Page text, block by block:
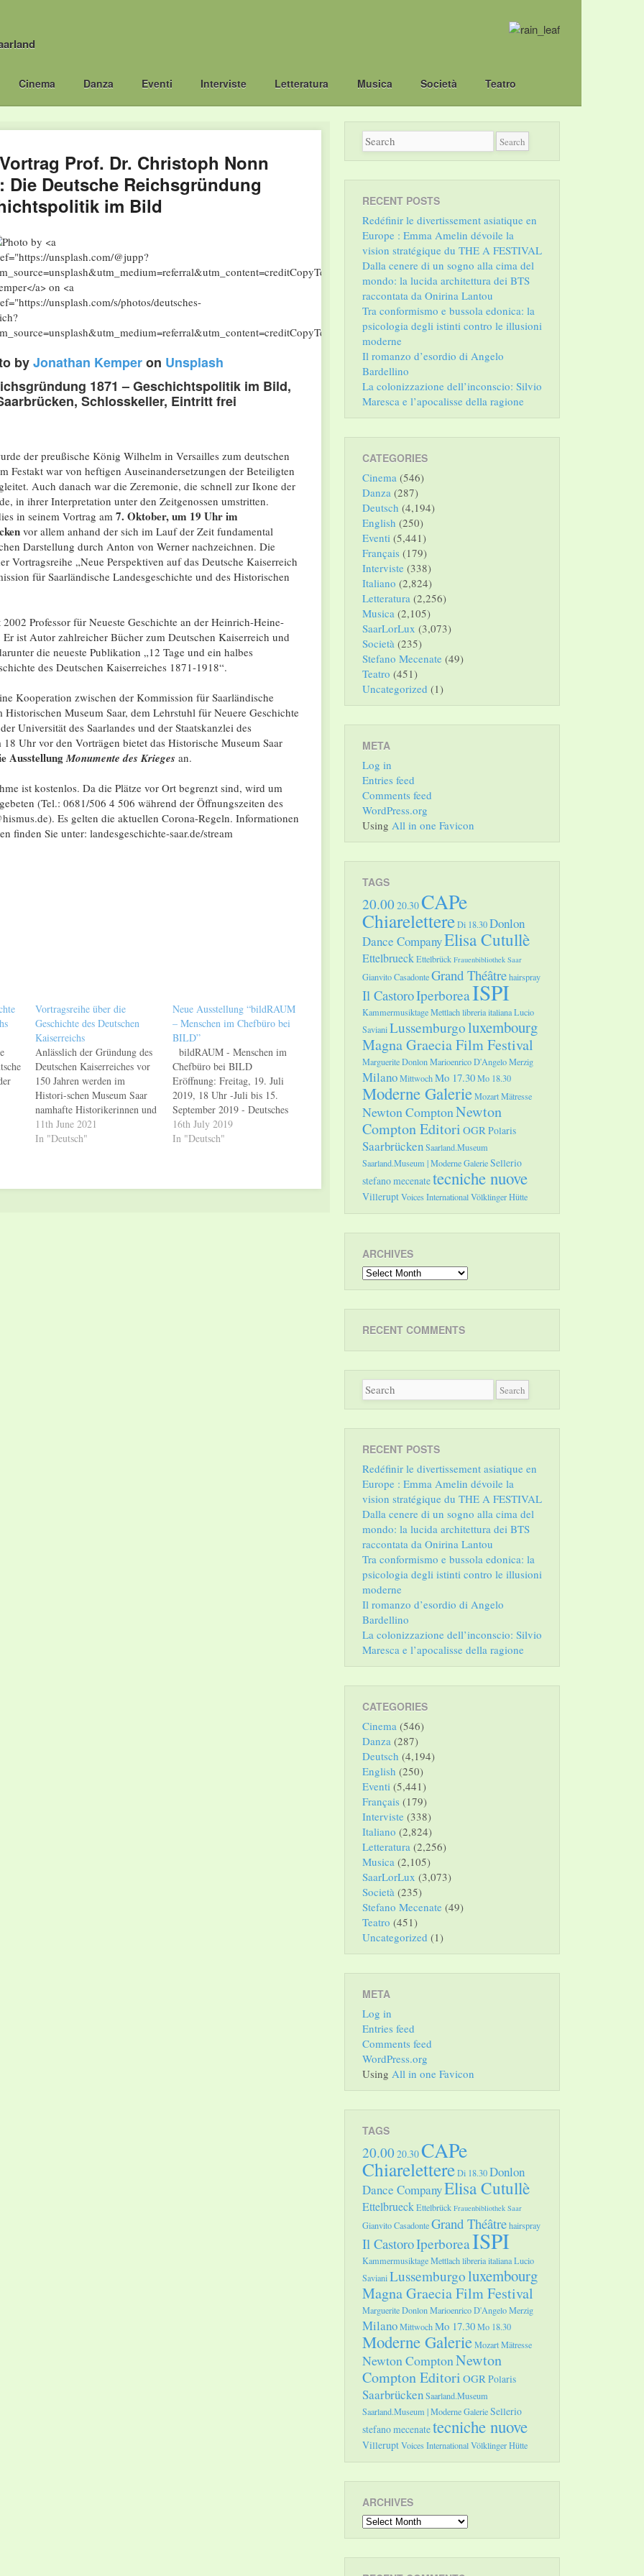
Cinema Danza Eventi Interviste Letteratura Musica Società Teatro
Prof. Dr. Christoph Nonn
Die Deutsche Reichsgründung
im Bild
byJonathan Kemperon Unsplash
1871 – Geschichtspolitik im Bild,
Schlosskeller, Eintritt frei
der preußische König Wilhelm in Versailles zum deutschen
Festakt war von heftigen Auseinandersetzungen der Beteiligten
Auch danach war die Zeremonie, die schnell zur Ikone der
in ihrer Interpretation unter den Zeitgenossen umstritten.
in seinem Vortrag am 7. Oktober, um 19 Uhr im
vor allem anhand der sich im Lauf der Zeit fundamental
Darstellung durch Anton von Werner nachzeichnen. Die
Vortragsreihe „Neue Perspektiven auf das Deutsche Kaiserreich
für Saarländische Landesgeschichte und des Historischen
Professor für Neueste Geschichte an der Heinrich-Heine-
ist Autor zahlreicher Bücher zum Deutschen Kaiserreich und
die neueste Publikation „12 Tage und ein halbes
des Deutschen Kaiserreiches 1871-1918“.
Kooperation zwischen der Kommission für Saarländische
Historischen Museum Saar, dem Lehrstuhl für Neuere Geschichte
Universität des Saarlandes und der Staatskanzlei des
18 Uhr vor den Vorträgen bietet das Historische Museum Saar
AusstellungMonumente des Krieges an.
ist kostenlos. Da die Plätze vor Ort begrenzt sind, wird um
(Tel.: 0681/506 4 506 während der Öffnungszeiten des
Es gelten die aktuellen Corona-Regeln. Informationen
finden Sie unter: landesgeschichte-saar.de/stream
Vortragsreihe über die
Geschichte des Deutschen
Kaiserreichs
Anlässlich der Gründung des
Deutschen Kaiserreiches vor
150 Jahren werden im
Histori-schen Museum Saar
namhafte Historikerinnen und
Historiker neuere
Forschungen zur Ge-schichte
11th June 2021
In "Deutsch"
Neue Ausstellung “bildRAUM
– Menschen im Chefbüro bei
BILD”
bildRAUM - Menschen im
Chefbüro bei BILD
Eröffnung: Freitag, 19. Juli
2019, 18 Uhr -Juli bis 15.
September 2019 - Deutsches
Zeitungsmuseum, Wadgassen
Wie kaum ein anderes
16th July 2019
In "Deutsch"
RECENT POSTS
Redéfinir le divertissement asiatique en
Europe : Emma Amelin dévoile la
vision stratégique du THE A FESTIVAL
Dalla cenere di un sogno alla cima del
mondo: la lucida architettura dei BTS
raccontata da Onirina Lantou
Tra conformismo e bussola edonica: la
psicologia degli istinti contro le illusioni
moderne
Il romanzo d’esordio di Angelo
Bardellino
La colonizzazione dell’inconscio: Silvio
Maresca e l’apocalisse della ragione
CATEGORIES
Cinema (546)
Danza (287)
Deutsch (4,194)
English (250)
Eventi (5,441)
Français (179)
Interviste (338)
Italiano (2,824)
Letteratura (2,256)
Musica (2,105)
SaarLorLux (3,073)
Società (235)
Stefano Mecenate (49)
Teatro (451)
Uncategorized (1)
META
Log in
Entries feed
Comments feed
WordPress.org
Using All in one Favicon
TAGS
20.00 20.30CAPe
ChiarelettereDi 18.30Donlon
Dance CompanyElisa Cutullè
EttelbrueckEttelbrück Frauenbibliothek Saar
Gianvito CasadonteGrand Théâtrehairspray
Il CastoroIperboreaISPI
Kammermusiktage Mettlachlibreria italianaLucio
SavianiLussemburgoluxembourg
Magna Graecia Film Festival
Marguerite DonlonMarioenrico D'AngeloMerzig
MilanoMittwochMo 17.30Mo 18.30
Moderne GalerieMozartMätresse
Newton ComptonNewton
Compton Editori OGRPolaris
SaarbrückenSaarland.Museum
Saarland.Museum | Moderne GalerieSellerio
stefano mecenatetecniche nuove
VilleruptVoices InternationalVölklinger Hütte
ARCHIVES
Archives
RECENT COMMENTS
RECENT POSTS
Redéfinir le divertissement asiatique en
Europe : Emma Amelin dévoile la
vision stratégique du THE A FESTIVAL
Dalla cenere di un sogno alla cima del
mondo: la lucida architettura dei BTS
raccontata da Onirina Lantou
Tra conformismo e bussola edonica: la
psicologia degli istinti contro le illusioni
moderne
Il romanzo d’esordio di Angelo
Bardellino
La colonizzazione dell’inconscio: Silvio
Maresca e l’apocalisse della ragione
CATEGORIES
Cinema (546)
Danza (287)
Deutsch (4,194)
English (250)
Eventi (5,441)
Français (179)
Interviste (338)
Italiano (2,824)
Letteratura (2,256)
Musica (2,105)
SaarLorLux (3,073)
Società (235)
Stefano Mecenate (49)
Teatro (451)
Uncategorized (1)
META
Log in
Entries feed
Comments feed
WordPress.org
Using All in one Favicon
TAGS
20.00 20.30CAPe
ChiarelettereDi 18.30Donlon
Dance CompanyElisa Cutullè
EttelbrueckEttelbrück Frauenbibliothek Saar
Gianvito CasadonteGrand Théâtrehairspray
Il CastoroIperboreaISPI
Kammermusiktage Mettlachlibreria italianaLucio
SavianiLussemburgoluxembourg
Magna Graecia Film Festival
Marguerite DonlonMarioenrico D'AngeloMerzig
MilanoMittwochMo 17.30Mo 18.30
Moderne GalerieMozartMätresse
Newton ComptonNewton
Compton Editori OGRPolaris
SaarbrückenSaarland.Museum
Saarland.Museum | Moderne GalerieSellerio
stefano mecenatetecniche nuove
VilleruptVoices InternationalVölklinger Hütte
ARCHIVES
Archives